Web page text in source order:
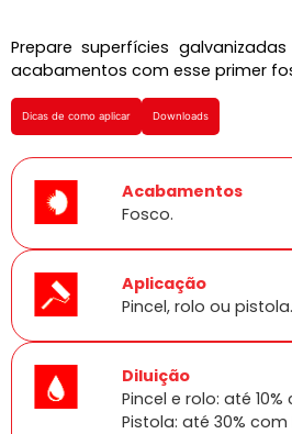
Prepare superfícies
acabamentos com esse primer
Dicas de como aplicar Downloads
Acabamentos
Fosco.
Aplicação
Pincel, rolo ou pistola.
Diluição
Pincel e rolo: até 10%
Pistola: até 30% com